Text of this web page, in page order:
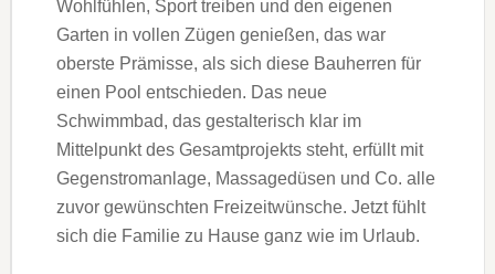
Wohlfühlen, Sport treiben und den eigenen
Garten in vollen Zügen genießen, das war
oberste Prämisse, als sich diese Bauherren für
einen Pool entschieden. Das neue
Schwimmbad, das gestalterisch klar im
Mittelpunkt des Gesamtprojekts steht, erfüllt mit
Gegenstromanlage, Massagedüsen und Co. alle
zuvor gewünschten Freizeitwünsche. Jetzt fühlt
sich die Familie zu Hause ganz wie im Urlaub.